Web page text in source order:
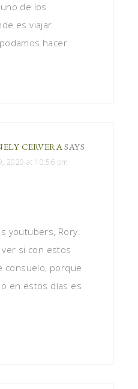
de los
es viajar
hacer
CERVERASAYS
2020 at 10:56 pm
youtubers, Rory.
ver si con estos
consuelo, porque
en estos días es